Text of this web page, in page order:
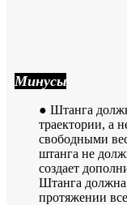
Минусы
● Штанга
траектории, а
свободными
штанга не
создает
Штанга должна
протяжении